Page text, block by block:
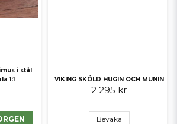
i stål
1:1
VIKING SKÖLD HUGIN OCH MUNIN
2 295 kr
Bevaka